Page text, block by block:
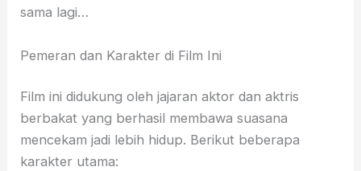
sama lagi…
Pemeran dan Karakter di Film Ini
Film ini didukung oleh jajaran aktor dan aktris
berbakat yang berhasil membawa suasana
mencekam jadi lebih hidup. Berikut beberapa
karakter utama: